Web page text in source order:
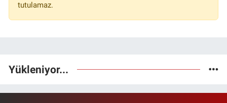
tutulamaz.
Yükleniyor...